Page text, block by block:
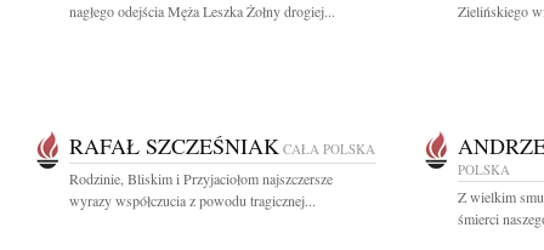
nagłego odejścia Męża Leszka Żołny drogiej...
Zielińskiego
RAFAŁ SZCZEŚNIAK CAŁA POLSKA
Rodzinie, Bliskim i Przyjaciołom najszczersze
wyrazy współczucia z powodu tragicznej...
POLSKA
Z wielkim
śmierci